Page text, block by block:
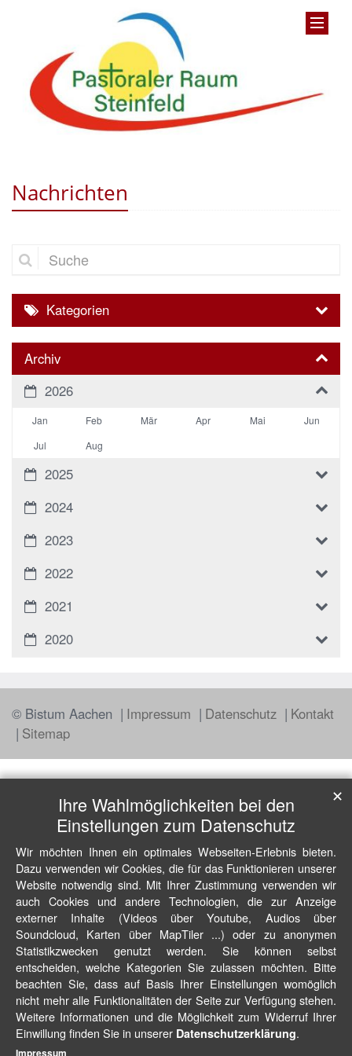
Nachrichten
Suche
Kategorien
Archiv
2026
Jan Feb Mär Apr Mai
Jun
Jul
Aug
2025
2024
2023
2022
2021
2020
© Bistum Aachen Impressum Datenschutz
Kontakt
Sitemap
Ihre Wahlmöglichkeiten bei den
Einstellungen zum Datenschutz
Wir möchten Ihnen ein optimales Webseiten-Erlebnis bieten.
Dazu verwenden wir Cookies, die für das Funktionieren unserer
Website notwendig sind. Mit Ihrer Zustimmung verwenden wir
auch Cookies und andere Technologien, die zur Anzeige
externer Inhalte (Videos über Youtube, Audios über
Soundcloud, Karten über MapTiler ...) oder zu anonymen
Statistikzwecken genutzt werden. Sie können selbst
entscheiden, welche Kategorien Sie zulassen möchten. Bitte
beachten Sie, dass auf Basis Ihrer Einstellungen womöglich
nicht mehr alle Funktionalitäten der Seite zur Verfügung stehen.
Weitere Informationen und die Möglichkeit zum Widerruf Ihrer
Einwillung finden Sie in unserer Datenschutzerklärung.
✕
Impressum